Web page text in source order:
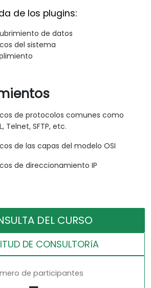
de los plugins:
de datos
del sistema
de protocolos comunes como
Telnet, SFTP, etc.
de las capas del modelo OSI
de direccionamiento IP
DEL CURSO
DE CONSULTORíA
de participantes